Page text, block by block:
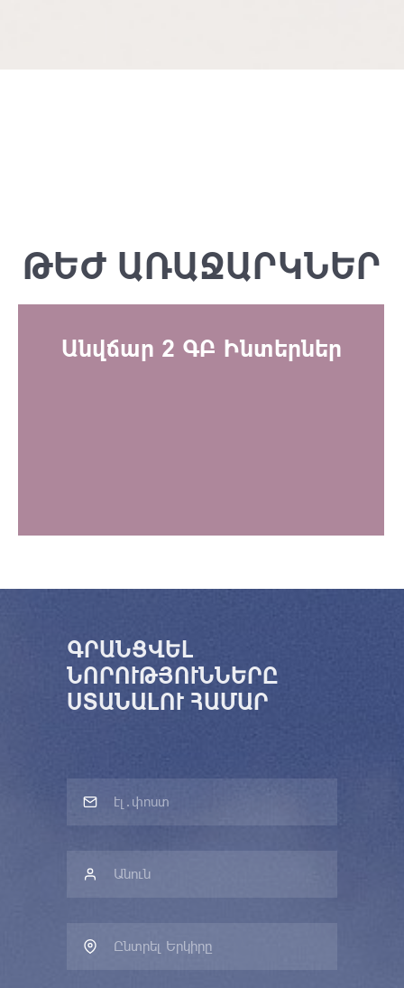
ԹԵԺ ԱՌԱՋԱՐԿՆԵՐ
Անվճար 2 ԳԲ Ինտերներ
ԳՐԱՆՑՎԵԼ
ՆՈՐՈՒԹՅՈՒՆՆԵՐԸ
ՍՏԱՆԱԼՈՒ ՀԱՄԱՐ
Ընտրել Երկիրը